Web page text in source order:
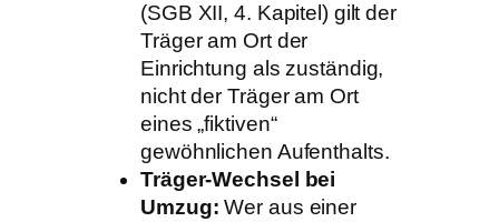
(SGB XII, 4. Kapitel) gilt der
Träger am Ort der
Einrichtung als zuständig,
nicht der Träger am Ort
eines „fiktiven“
gewöhnlichen Aufenthalts.
Träger-Wechsel bei
Umzug: Wer aus einer